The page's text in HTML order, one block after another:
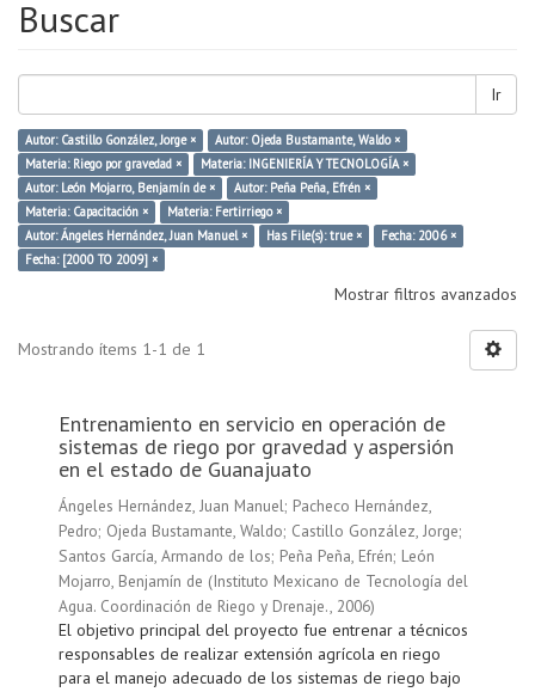
Buscar
Ir
Autor: Castillo González, Jorge ×
Autor: Ojeda Bustamante, Waldo ×
Materia: Riego por gravedad ×
Materia: INGENIERÍA Y TECNOLOGÍA ×
Autor: León Mojarro, Benjamín de ×
Autor: Peña Peña, Efrén ×
Materia: Capacitación ×
Materia: Fertirriego ×
Autor: Ángeles Hernández, Juan Manuel ×
Has File(s): true ×
Fecha: 2006 ×
Fecha: [2000 TO 2009] ×
Mostrar filtros avanzados
Mostrando ítems 1-1 de 1
Entrenamiento en servicio en operación de
sistemas de riego por gravedad y aspersión
en el estado de Guanajuato
Ángeles Hernández, Juan Manuel; Pacheco Hernández,
Pedro; Ojeda Bustamante, Waldo; Castillo González, Jorge;
Santos García, Armando de los; Peña Peña, Efrén; León
Mojarro, Benjamín de (Instituto Mexicano de Tecnología del
Agua. Coordinación de Riego y Drenaje., 2006)
El objetivo principal del proyecto fue entrenar a técnicos
responsables de realizar extensión agrícola en riego
para el manejo adecuado de los sistemas de riego bajo